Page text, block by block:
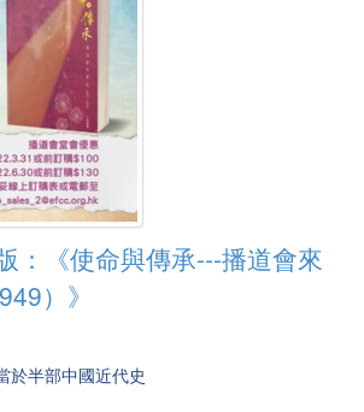
：《使命與傳承---播道會來
）》
於半部中國近代史